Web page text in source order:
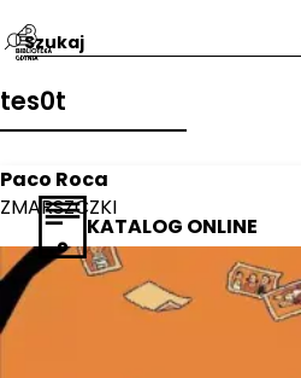
KATALOG ONLINE
tes0t
Paco Roca
ZMARSZCZKI